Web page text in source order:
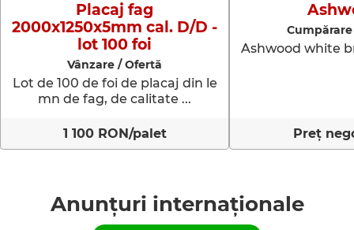
Placaj fag
2000x1250x5mm cal. D/D -
lot 100 foi
Vânzare / Ofertă
Lot de 100 de foi de placaj din le
mn de fag, de calitate ...
1 100 RON/palet
Ashwood white
Preț
Anunțuri internaționale